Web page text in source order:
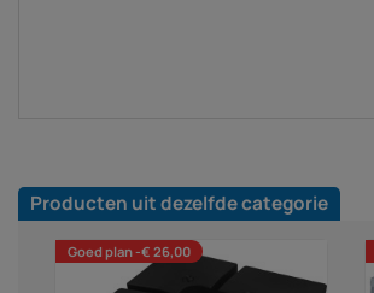
Producten uit dezelfde categorie
Goed plan -€ 26,00